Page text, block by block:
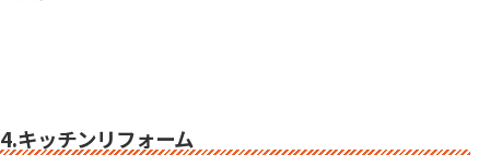
4.キッチンリフォーム